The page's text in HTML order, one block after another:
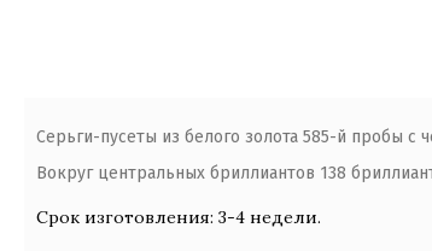
Серьги-пусеты из белого золота 585-й пробы с
Вокруг центральных бриллиантов 138
Срок изготовления: 3-4 недели.